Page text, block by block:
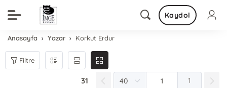
Kaydol
Anasayfa Yazar Korkut Erdur
Filtre
31 1